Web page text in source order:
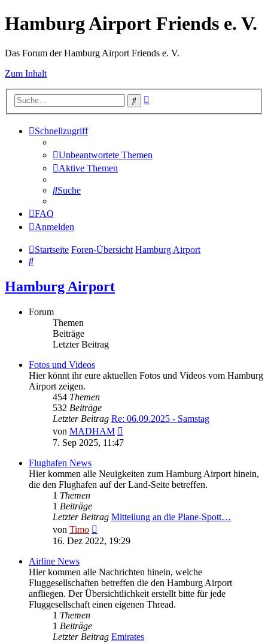
Hamburg Airport Friends e. V.
Das Forum der Hamburg Airport Friends e. V.
Zum Inhalt
Suche
Schnellzugriff
Unbeantwortete Themen
Aktive Themen
Suche
FAQ
Anmelden
Startseite Foren-Übersicht Hamburg Airport
Suche
Hamburg Airport
Forum
Themen
Beiträge
Letzter Beitrag
Fotos und Videos
Hier könnt ihr eure aktuellen Fotos und Videos vom Hamburg
Airport zeigen.
454 Themen
532 Beiträge
Letzter Beitrag Re: 06.09.2025 - Samstag
von MADHAM
Beitrag
7. Sep 2025, 11:47
Flughafen News
Hier kommen alle Neuigkeiten zum Hamburg Airport hinein,
die den Flughafen auf der Land-Seite betreffen.
1 Themen
1 Beiträge
Letzter Beitrag Mitteilung an die Plane-Spott…
von Timo
Beitrag
16. Dez 2022, 19:29
Airline News
Hier kommen alle Nachrichten hinein, welche
Fluggesellschaften betreffen die den Hamburg Airport
anfliegen. Der Übersichtlichkeit erstellt bitte für jede
Fluggesellschaft einen eigenen Thread.
1 Themen
1 Beiträge
Letzter Beitrag Emirates